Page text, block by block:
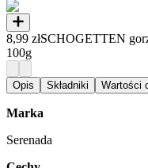
8,99 złSCHOGETTEN
100g
Opis Składniki Wartości
Marka
Serenada